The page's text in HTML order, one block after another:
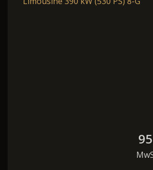
390 kW (530 PS) 8-G